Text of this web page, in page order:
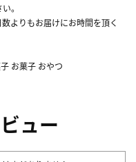
。
よりもお届けにお時間を頂く
お菓子 おやつ
ュー